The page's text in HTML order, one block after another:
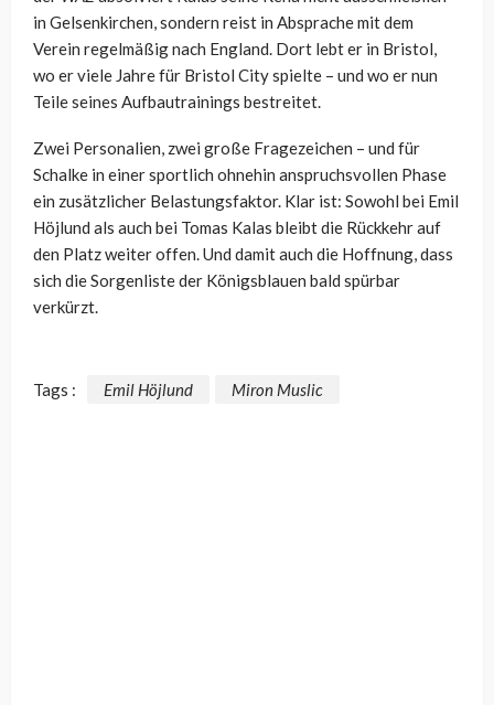
in Gelsenkirchen, sondern reist in Absprache mit dem
Verein regelmäßig nach England. Dort lebt er in Bristol,
wo er viele Jahre für Bristol City spielte – und wo er nun
Teile seines Aufbautrainings bestreitet.
Zwei Personalien, zwei große Fragezeichen – und für
Schalke in einer sportlich ohnehin anspruchsvollen Phase
ein zusätzlicher Belastungsfaktor. Klar ist: Sowohl bei Emil
Höjlund als auch bei Tomas Kalas bleibt die Rückkehr auf
den Platz weiter offen. Und damit auch die Hoffnung, dass
sich die Sorgenliste der Königsblauen bald spürbar
verkürzt.
Tags : Emil Höjlund Miron Muslic